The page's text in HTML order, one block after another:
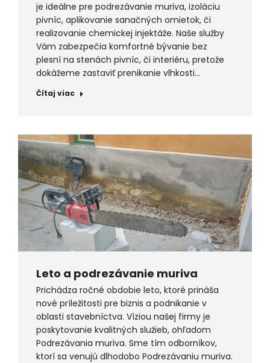
je ideálne pre podrezávanie muriva, izoláciu
pivníc, aplikovanie sanačných omietok, či
realizovanie chemickej injektáže. Naše služby
Vám zabezpečia komfortné bývanie bez
plesní na stenách pivníc, či interiéru, pretože
dokážeme zastaviť prenikanie vlhkosti…
Čítaj viac
Leto a podrezávanie muriva
Prichádza ročné obdobie leto, ktoré prináša
nové príležitosti pre biznis a podnikanie v
oblasti stavebníctva. Víziou našej firmy je
poskytovanie kvalitných služieb, ohľadom
Podrezávania muriva. Sme tím odborníkov,
ktorí sa venujú dlhodobo Podrezávaniu muriva.